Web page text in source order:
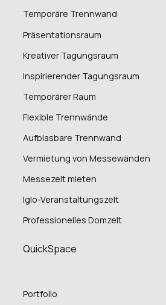
QuickSpace
Portfolio
Temporäre Trennwand
Präsentationsraum
Kreativer Tagungsraum
Inspirierender Tagungsraum
Temporärer Raum
Flexible Trennwände
Aufblasbare Trennwand
Vermietung von Messewänden
Messezelt mieten
Iglo-Veranstaltungszelt
Professionelles Domzelt